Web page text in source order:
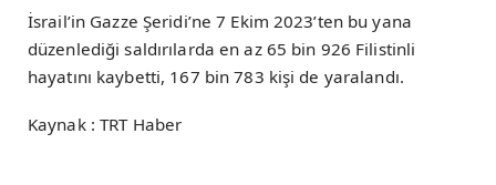
İsrail’in Gazze Şeridi’ne 7 Ekim 2023’ten bu yana
düzenlediği saldırılarda en az 65 bin 926 Filistinli
hayatını kaybetti, 167 bin 783 kişi de yaralandı.
Kaynak : TRT Haber